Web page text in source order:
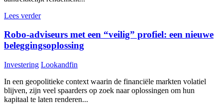
Lees verder
Robo-adviseurs met een “veilig” profiel: een nieuwe
beleggingsoplossing
Investering Lookandfin
In een geopolitieke context waarin de financiële markten volatiel
blijven, zijn veel spaarders op zoek naar oplossingen om hun
kapitaal te laten renderen...